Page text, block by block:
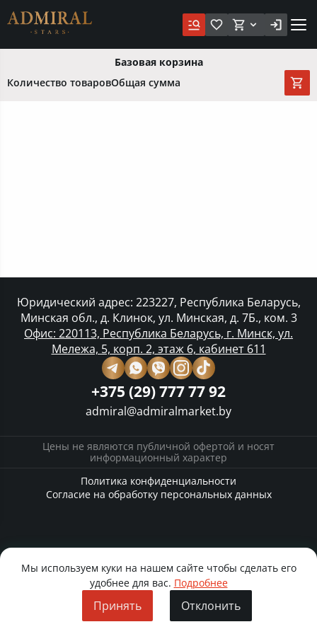
Базовая корзина
Количество товаровОбщая сумма
Юридический адрес: 223227, Республика Беларусь,
Минская обл., д. Клинок, ул. Минская, д. 7Б., ком. 3
Офис: 220113, Республика Беларусь, г. Минск, ул.
Мележа, 5, корп. 2, этаж 6, кабинет 611
+375 (29) 777 77 92
admiral@admiralmarket.by
Цены не являются публичной офертой и носят
информационный характер
Политика конфиденциальности
Согласие на обработку персональных данных
Мы используем куки на нашем сайте чтобы сделать его
удобнее для вас. Подробнее
Принять Отклонить